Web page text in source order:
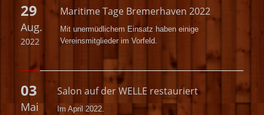
29
Aug.
2022
Maritime Tage Bremerhaven 2022
Mit unermüdlichem Einsatz haben einige
Vereinsmitglieder im Vorfeld.
03
Mai
Salon auf der WELLE restauriert
Im April 2022.